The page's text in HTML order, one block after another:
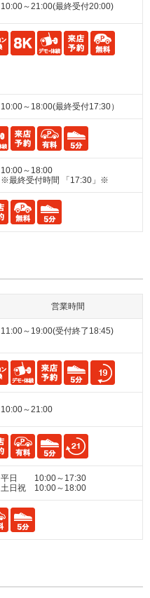
10:00～21:00(最終受付20:00)
10:00～18:00(最終受付17:30）
10:00～18:00
※最終受付時間 「17:30」※
営業時間
11:00～19:00(受付終了18:45)
10:00～21:00
平日 10:00～17:30
土日祝 10:00～18:00